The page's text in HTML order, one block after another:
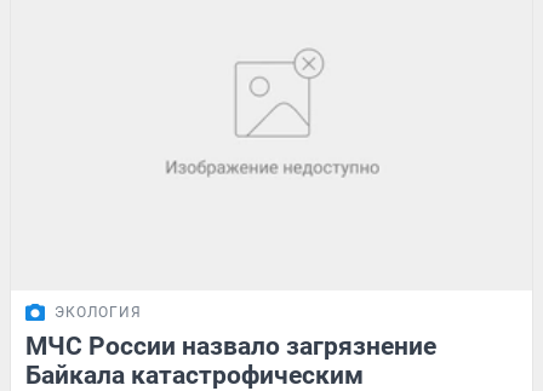
ЭКОЛОГИЯ
МЧС России назвало загрязнение
Байкала катастрофическим